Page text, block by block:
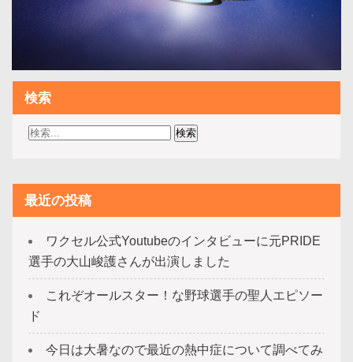
検索
最近の投稿
ワクセル公式Youtubeのインタビューに元PRIDE
選手の大山峻護さんが出演しました
これぞオールスター！な野球選手の聖人エピソー
ド
今日は大暑なので最近の熱中症について調べてみ